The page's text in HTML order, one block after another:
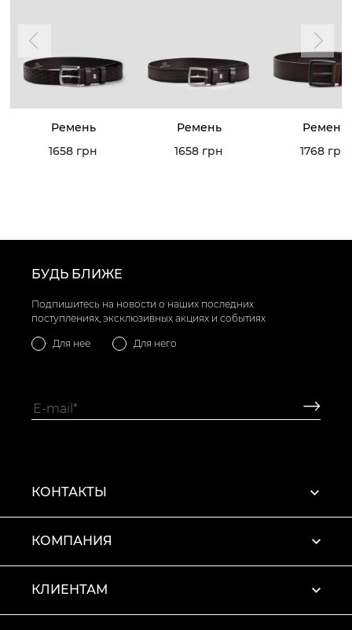
Ремень
1658 грн
Ремень
1658 грн
Ремень
1768 грн
БУДЬ БЛИЖЕ
Подпишитесь на новости о наших последних
поступлениях, эксклюзивных акциях и событиях
Для нее Для него
КОНТАКТЫ
КОМПАНИЯ
КЛИЕНТАМ